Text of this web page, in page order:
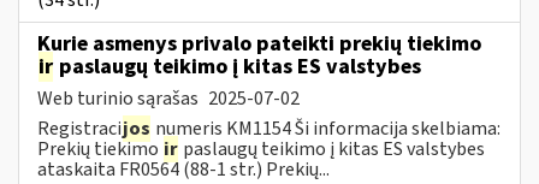
Kurie asmenys privalo pateikti prekių tiekimo
ir paslaugų teikimo į kitas ES valstybes
Web turinio sąrašas 2025-07-02
Registracijos numeris KM1154 Ši informacija skelbiama:
Prekių tiekimo ir paslaugų teikimo į kitas ES valstybes
ataskaita FR0564 (88-1 str.) Prekių...